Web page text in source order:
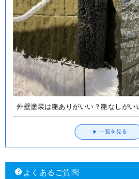
外壁塗装は艶ありがいい？艶なしがい
一覧を見る
よくあるご質問